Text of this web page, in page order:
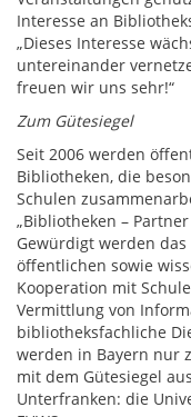
Interesse an
„Dieses Interesse
untereinander
freuen wir uns sehr!“
Zum Gütesiegel
Seit 2006 werden
Bibliotheken, die
Schulen
„Bibliotheken –
Gewürdigt werden
öffentlichen sowie
Kooperation mit
Vermittlung von
bibliotheksfachliche
werden in Bayern nur
mit dem Gütesiegel
Unterfranken: die